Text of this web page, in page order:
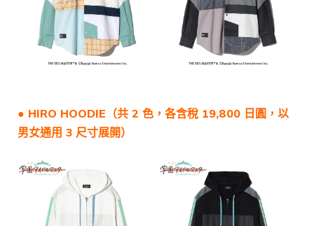
● HIRO HOODIE （共 2 色，各含稅 19,800 日圓，以
男女通用 3 尺寸展開）